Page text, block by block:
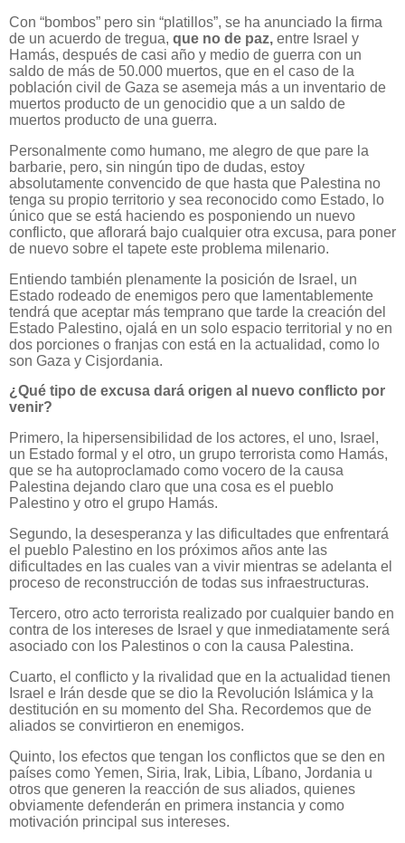
Con “bombos” pero sin “platillos”, se ha anunciado la firma
de un acuerdo de tregua, que no de paz, entre Israel y
Hamás, después de casi año y medio de guerra con un
saldo de más de 50.000 muertos, que en el caso de la
población civil de Gaza se asemeja más a un inventario de
muertos producto de un genocidio que a un saldo de
muertos producto de una guerra.
Personalmente como humano, me alegro de que pare la
barbarie, pero, sin ningún tipo de dudas, estoy
absolutamente convencido de que hasta que Palestina no
tenga su propio territorio y sea reconocido como Estado, lo
único que se está haciendo es posponiendo un nuevo
conflicto, que aflorará bajo cualquier otra excusa, para poner
de nuevo sobre el tapete este problema milenario.
Entiendo también plenamente la posición de Israel, un
Estado rodeado de enemigos pero que lamentablemente
tendrá que aceptar más temprano que tarde la creación del
Estado Palestino, ojalá en un solo espacio territorial y no en
dos porciones o franjas con está en la actualidad, como lo
son Gaza y Cisjordania.
¿Qué tipo de excusa dará origen al nuevo conflicto por
venir?
Primero, la hipersensibilidad de los actores, el uno, Israel,
un Estado formal y el otro, un grupo terrorista como Hamás,
que se ha autoproclamado como vocero de la causa
Palestina dejando claro que una cosa es el pueblo
Palestino y otro el grupo Hamás.
Segundo, la desesperanza y las dificultades que enfrentará
el pueblo Palestino en los próximos años ante las
dificultades en las cuales van a vivir mientras se adelanta el
proceso de reconstrucción de todas sus infraestructuras.
Tercero, otro acto terrorista realizado por cualquier bando en
contra de los intereses de Israel y que inmediatamente será
asociado con los Palestinos o con la causa Palestina.
Cuarto, el conflicto y la rivalidad que en la actualidad tienen
Israel e Irán desde que se dio la Revolución Islámica y la
destitución en su momento del Sha. Recordemos que de
aliados se convirtieron en enemigos.
Quinto, los efectos que tengan los conflictos que se den en
países como Yemen, Siria, Irak, Libia, Líbano, Jordania u
otros que generen la reacción de sus aliados, quienes
obviamente defenderán en primera instancia y como
motivación principal sus intereses.